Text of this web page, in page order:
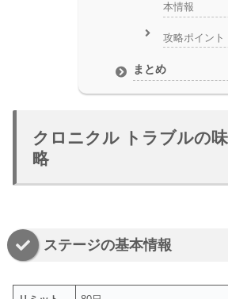
本情報
攻略ポイント
まとめ
クロニクル トラブルの
略
ステージの基本情報